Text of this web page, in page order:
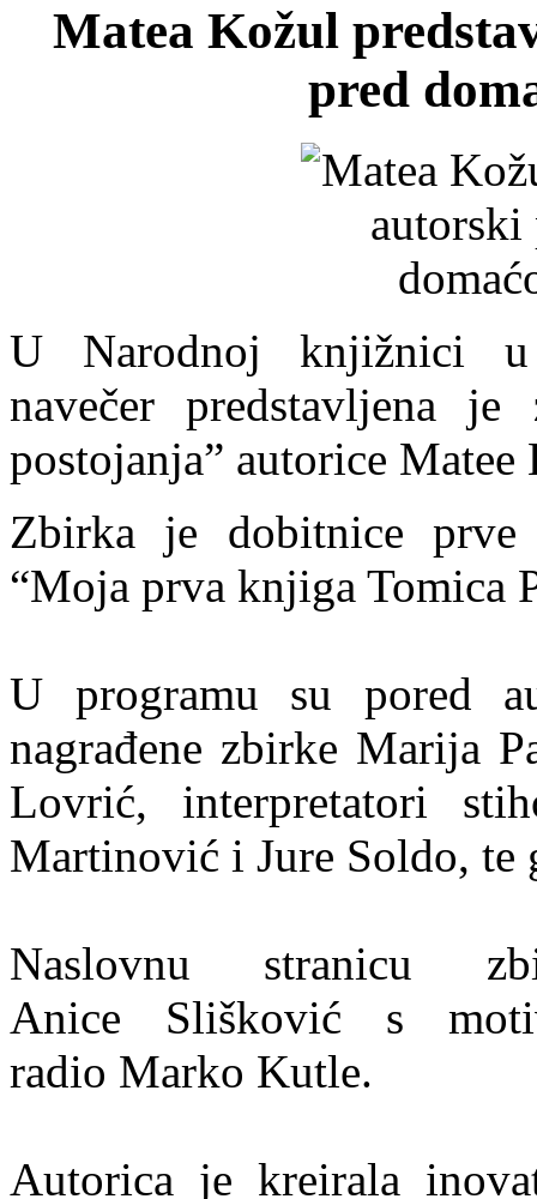
Matea Kožul
pred
U Narodnoj knjižnici
navečer predstavljena
postojanja” autorice Matee
Zbirka je dobitnice prve
“Moja prva knjiga Tomica
U programu su pored
nagrađene zbirke Marija
Lovrić, interpretatori
Martinović i Jure Soldo,
Naslovnu stranicu
Anice Slišković s
radio Marko Kutle.
Autorica je kreirala